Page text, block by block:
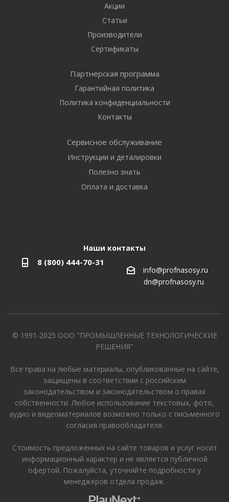
Акции
Статьи
Производители
Сертификаты
Партнерская программа
Гарантийная политика
Политика конфиденциальности
Контакты
Сервисное обслуживание
Инструкции и деталировки
Полезно знать
Оплата и доставка
Наши контакты
8 (800) 444-70-31
info@profnasosy.ru
dn@profnasosy.ru
© 1991-2025 ООО "ПРОМЫШЛЕННЫЕ ТЕХНОЛОГИЧЕСКИЕ
РЕШЕНИЯ"
Все права на любые материалы, опубликованные на сайте,
защищены в соответствии с российским
законодательством и законодательством о правах
собственности. Любое использование текстовых, фото,
аудио и видеоматериалов возможно только с письменного
согласия правообладателя.
Стоимость предложенных на сайте товаров и услуг носит
информационный характер и не является публичной
офертой. Пожалуйста, уточняйте подробности у
менеджеров отдела продаж.